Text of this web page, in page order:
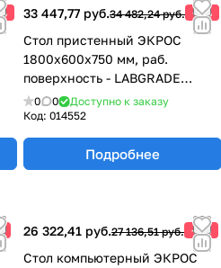
33 447,77 руб.34 482,24 руб. -3%
Стол пристенный ЭКРОС
1800х600х750 мм, раб.
поверхность - LABGRADE
77.0017.10.08
0 0
Доступно к заказу
Код: 014552
Подробнее
26 322,41 руб.27 136,51 руб. -3%
Стол компьютерный ЭКРОС